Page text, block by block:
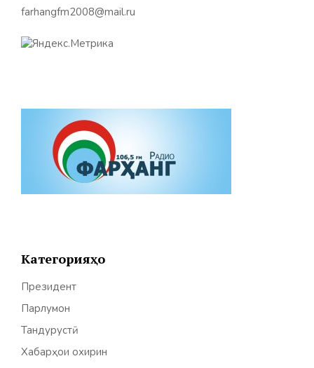
farhangfm2008@mail.ru
Категорияҳо
Президент
Парлумон
Тандурустӣ
Хабарҳои охирин